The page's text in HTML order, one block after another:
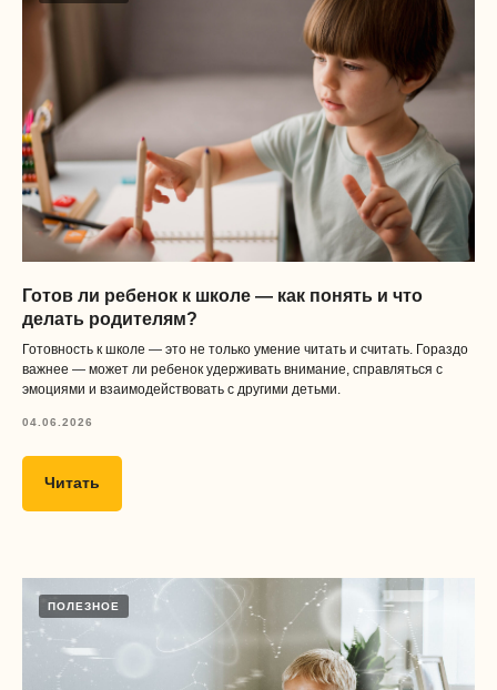
Готов ли ребенок к школе — как понять и что
делать родителям?
Готовность к школе — это не только умение читать и считать. Гораздо
важнее — может ли ребенок удерживать внимание, справляться с
эмоциями и взаимодействовать с другими детьми.
04.06.2026
Читать
ПОЛЕЗНОЕ